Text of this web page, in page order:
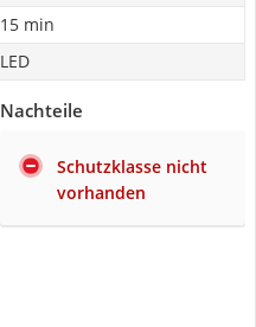
15 min
LED
Nachteile
Schutzklasse nicht
vorhanden